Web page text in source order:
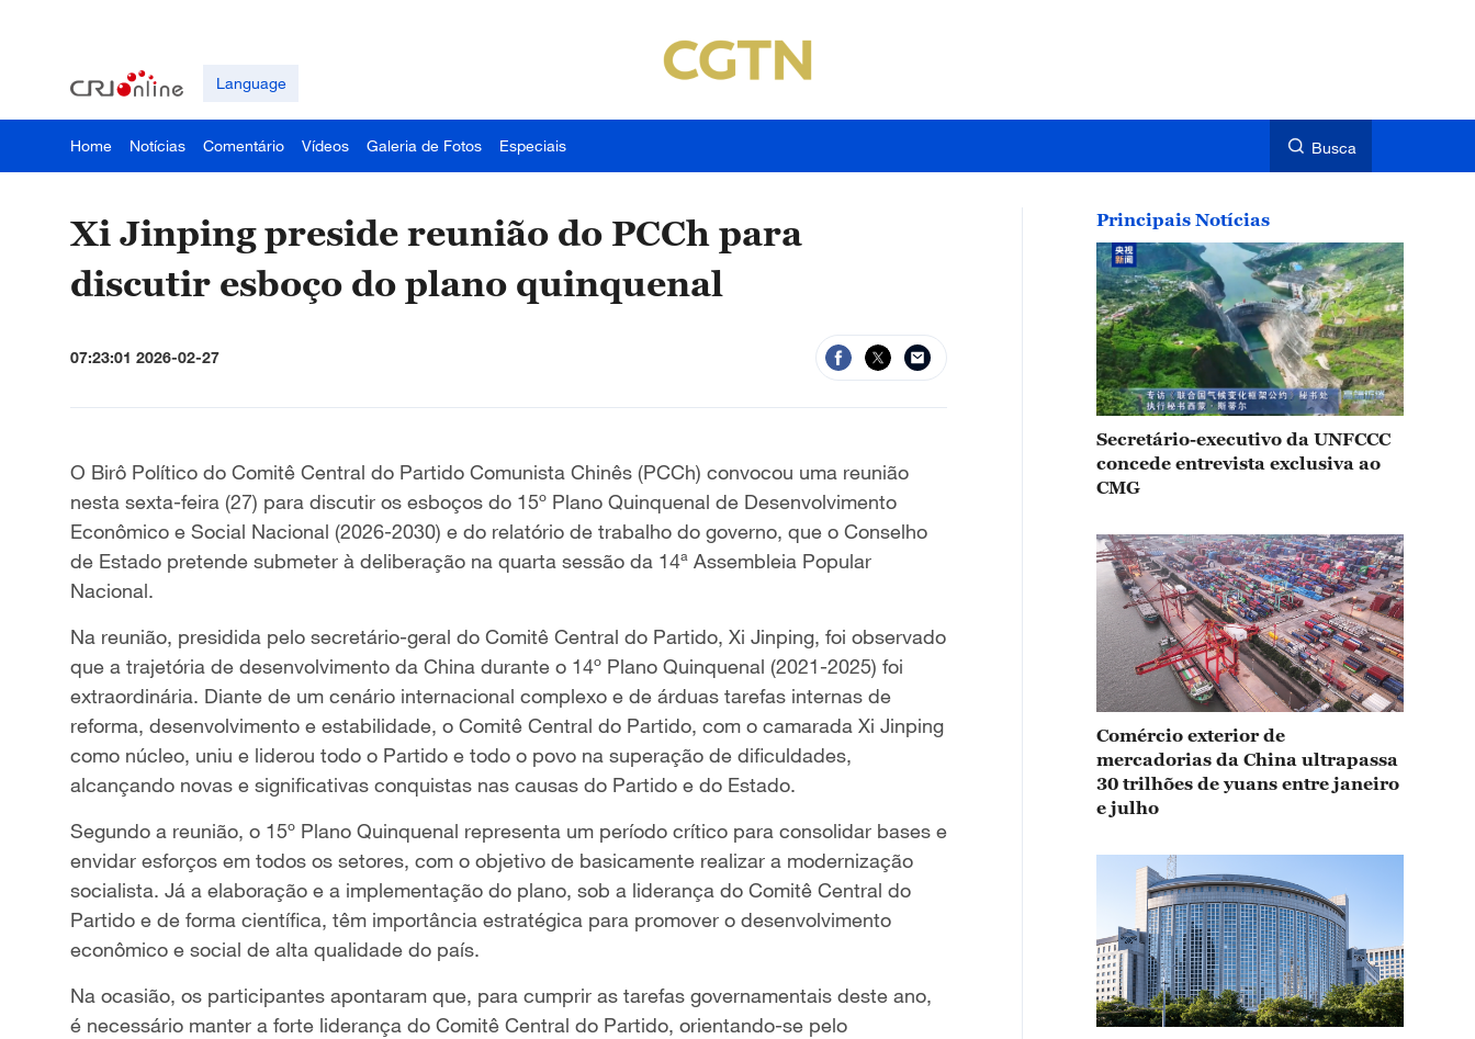
Language
Home Notícias Comentário Vídeos Galeria de Fotos Especiais Busca
Xi Jinping preside reunião do PCCh para
discutir esboço do plano quinquenal
07:23:01 2026-02-27
O Birô Político do Comitê Central do Partido Comunista Chinês (PCCh) convocou uma reunião
nesta sexta-feira (27) para discutir os esboços do 15º Plano Quinquenal de Desenvolvimento
Econômico e Social Nacional (2026-2030) e do relatório de trabalho do governo, que o Conselho
de Estado pretende submeter à deliberação na quarta sessão da 14ª Assembleia Popular
Nacional.
Na reunião, presidida pelo secretário-geral do Comitê Central do Partido, Xi Jinping, foi observado
que a trajetória de desenvolvimento da China durante o 14º Plano Quinquenal (2021-2025) foi
extraordinária. Diante de um cenário internacional complexo e de árduas tarefas internas de
reforma, desenvolvimento e estabilidade, o Comitê Central do Partido, com o camarada Xi Jinping
como núcleo, uniu e liderou todo o Partido e todo o povo na superação de dificuldades,
alcançando novas e significativas conquistas nas causas do Partido e do Estado.
Segundo a reunião, o 15º Plano Quinquenal representa um período crítico para consolidar bases e
envidar esforços em todos os setores, com o objetivo de basicamente realizar a modernização
socialista. Já a elaboração e a implementação do plano, sob a liderança do Comitê Central do
Partido e de forma científica, têm importância estratégica para promover o desenvolvimento
econômico e social de alta qualidade do país.
Na ocasião, os participantes apontaram que, para cumprir as tarefas governamentais deste ano,
é necessário manter a forte liderança do Comitê Central do Partido, orientando-se pelo
Principais Notícias
Secretário-executivo da UNFCCC
concede entrevista exclusiva ao
CMG
Comércio exterior de
mercadorias da China ultrapassa
30 trilhões de yuans entre janeiro
e julho